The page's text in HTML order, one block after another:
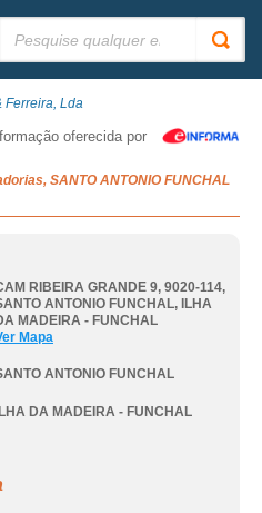
Ferreira, Lda
oferecida por
SANTO ANTONIO FUNCHAL
RIBEIRA GRANDE 9, 9020-114,
ANTONIO FUNCHAL, ILHA
MADEIRA - FUNCHAL
Mapa
ANTONIO FUNCHAL
ILHA DA MADEIRA - FUNCHAL